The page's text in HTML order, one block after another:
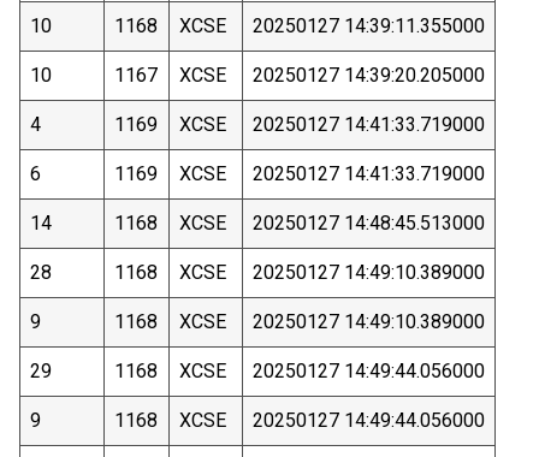
10 1168 XCSE 20250127 14:39:11.355000
10 1167 XCSE 20250127 14:39:20.205000
4 1169 XCSE 20250127 14:41:33.719000
6 1169 XCSE 20250127 14:41:33.719000
14 1168 XCSE 20250127 14:48:45.513000
28 1168 XCSE 20250127 14:49:10.389000
9 1168 XCSE 20250127 14:49:10.389000
29 1168 XCSE 20250127 14:49:44.056000
9 1168 XCSE 20250127 14:49:44.056000